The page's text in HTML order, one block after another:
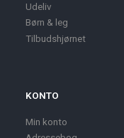
Udeliv
Børn & leg
Tilbudshjørnet
KONTO
Min konto